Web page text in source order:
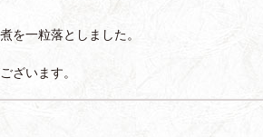
を一粒落としました。
ざいます。